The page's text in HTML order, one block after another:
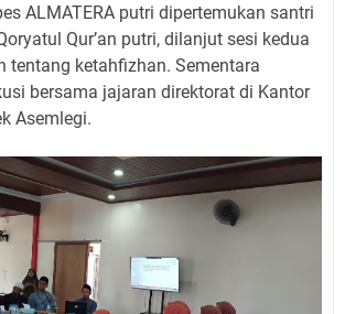
ALMATERA putri dipertemukan santri
Qur’an putri, dilanjut sesi kedua
tentang ketahfizhan. Sementara
bersama jajaran direktorat di Kantor
Asemlegi.